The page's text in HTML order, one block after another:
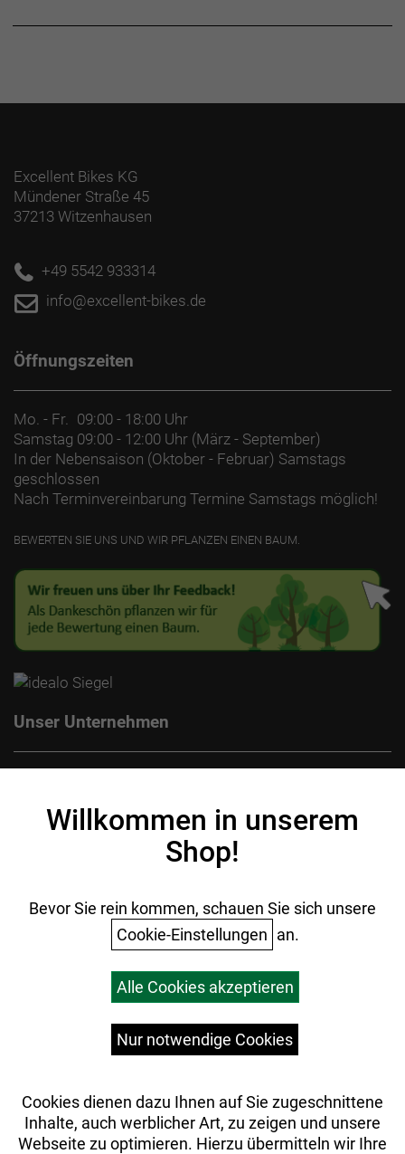
Excellent Bikes KG
Mündener Straße 45
37213 Witzenhausen
+49 5542 933314
info@excellent-bikes.de
Öffnungszeiten
Mo. - Fr. 09:00 - 18:00 Uhr
Samstag 09:00 - 12:00 Uhr (März - September)
In der Nebensaison (Oktober - Februar) Samstags
geschlossen
Nach Terminvereinbarung Termine Samstags möglich!
BEWERTEN SIE UNS UND WIR PFLANZEN EINEN BAUM.
Unser Unternehmen
Datenschutz
Ihr Einkauf
Versandkosten
Willkommen in unserem
Shop!
Bevor Sie rein kommen, schauen Sie sich unsere
Cookie-Einstellungen an.
Alle Cookies akzeptieren
Nur notwendige Cookies
Cookies dienen dazu Ihnen auf Sie zugeschnittene
Inhalte, auch werblicher Art, zu zeigen und unsere
Webseite zu optimieren. Hierzu übermitteln wir Ihre